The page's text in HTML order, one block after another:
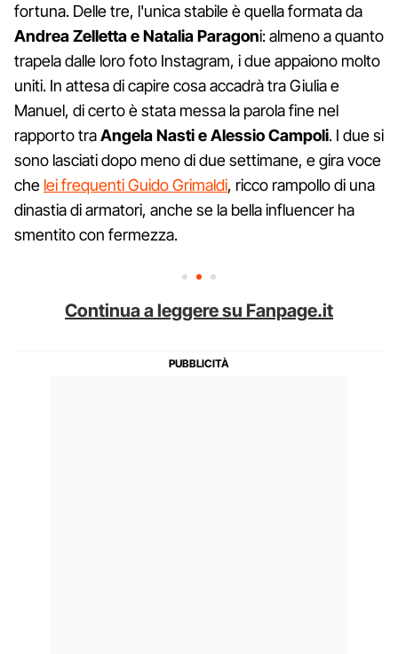
fortuna. Delle tre, l'unica stabile è quella formata da
Andrea Zelletta e Natalia Paragoni: almeno a quanto
trapela dalle loro foto Instagram, i due appaiono molto
uniti. In attesa di capire cosa accadrà tra Giulia e
Manuel, di certo è stata messa la parola fine nel
rapporto traAngela Nasti e Alessio Campoli. I due si
sono lasciati dopo meno di due settimane, e gira voce
che lei frequenti Guido Grimaldi, ricco rampollo di una
dinastia di armatori, anche se la bella influencer ha
smentito con fermezza.
Continua a leggere su Fanpage.it